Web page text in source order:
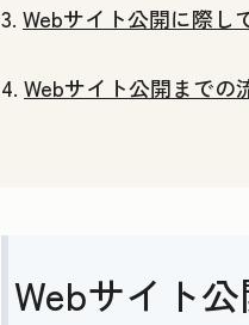
3. Webサイト公開に際し
4. Webサイト公開までの
Webサイト